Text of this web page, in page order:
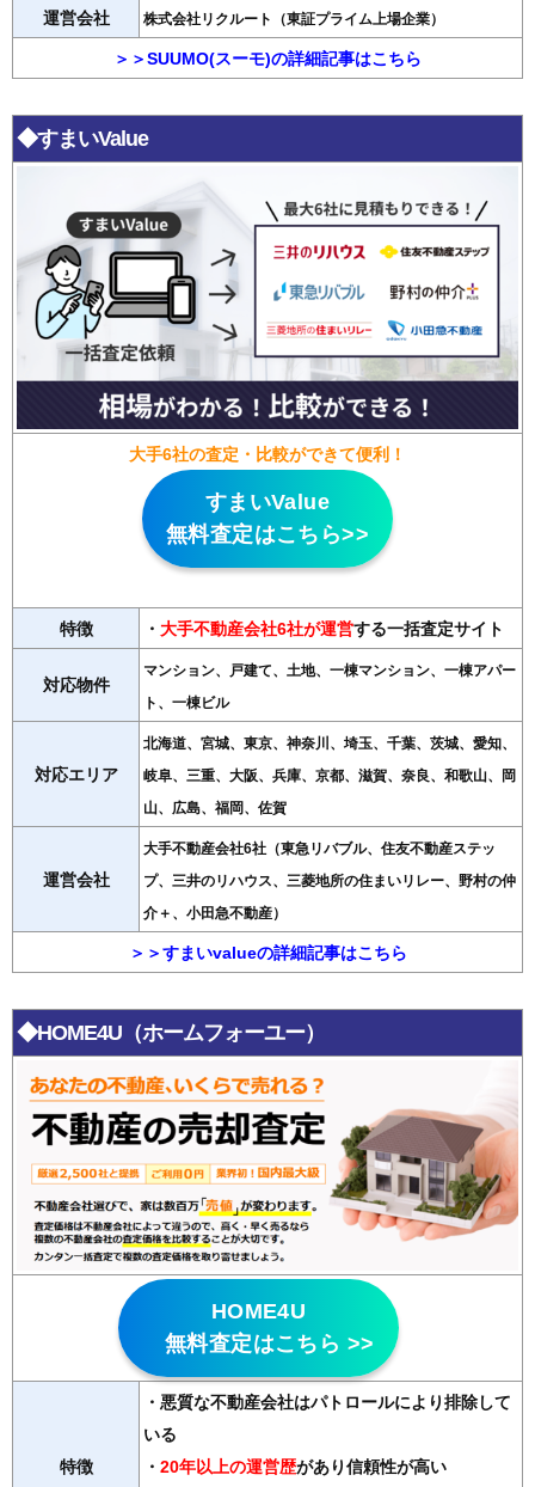
運営会社 株式会社リクルート（東証プライム上場企業）
＞＞SUUMO(スーモ)の詳細記事はこちら
◆すまいValue
大手6社の査定・比較ができて便利！
すまいValue
無料査定はこちら>>
特徴 ・ 大手不動産会社6社が運営する一括査定サイト
対応物件
マンション、戸建て、土地、一棟マンション、一棟アパー
ト、一棟ビル
対応エリア
北海道、宮城、東京、神奈川、埼玉、千葉、茨城、愛知、
岐阜、三重、大阪、兵庫、京都、滋賀、奈良、和歌山、岡
山、広島、福岡、佐賀
運営会社
大手不動産会社6社（東急リバブル、住友不動産ステッ
プ、三井のリハウス、三菱地所の住まいリレー、野村の仲
介＋、小田急不動産）
＞＞すまいvalueの詳細記事はこちら
◆HOME4U（ホームフォーユー）
HOME4U
無料査定はこちら >>
特徴
・悪質な不動産会社はパトロールにより排除して
いる
・ 20年以上の運営歴があり信頼性が高い